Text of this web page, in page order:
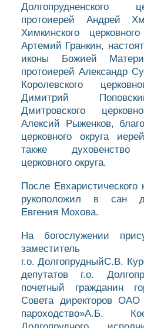
Долгопрудненского
протоиерей Андрей
Химкинского
Артемий Гранкин,
иконы Божией
протоиерей Александр
Королевского
Димитрий
Дмитровского
Алексий Рыженков,
церковного округа
также духовенство
церковного округа.
После
рукоположил в сан
Евгения Мохова.
На богослужении
г.о. ДолгопрудныйС.В.
депутатов г.о.
почетный гражданин
Совета директоров ОАО
пароходство»А.Б.